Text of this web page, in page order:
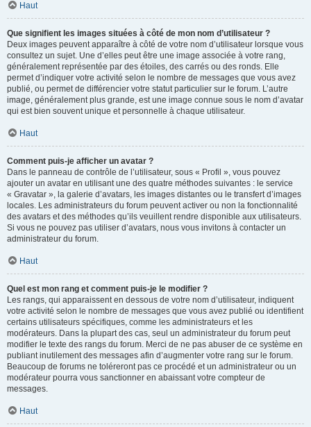
Haut
Que signifient les images situées à côté de mon nom d’utilisateur ?
Deux images peuvent apparaître à côté de votre nom d’utilisateur lorsque vous
consultez un sujet. Une d’elles peut être une image associée à votre rang,
généralement représentée par des étoiles, des carrés ou des ronds. Elle
permet d’indiquer votre activité selon le nombre de messages que vous avez
publié, ou permet de différencier votre statut particulier sur le forum. L’autre
image, généralement plus grande, est une image connue sous le nom d’avatar
qui est bien souvent unique et personnelle à chaque utilisateur.
Haut
Comment puis-je afficher un avatar ?
Dans le panneau de contrôle de l’utilisateur, sous « Profil », vous pouvez
ajouter un avatar en utilisant une des quatre méthodes suivantes : le service
« Gravatar », la galerie d’avatars, les images distantes ou le transfert d’images
locales. Les administrateurs du forum peuvent activer ou non la fonctionnalité
des avatars et des méthodes qu’ils veuillent rendre disponible aux utilisateurs.
Si vous ne pouvez pas utiliser d’avatars, nous vous invitons à contacter un
administrateur du forum.
Haut
Quel est mon rang et comment puis-je le modifier ?
Les rangs, qui apparaissent en dessous de votre nom d’utilisateur, indiquent
votre activité selon le nombre de messages que vous avez publié ou identifient
certains utilisateurs spécifiques, comme les administrateurs et les
modérateurs. Dans la plupart des cas, seul un administrateur du forum peut
modifier le texte des rangs du forum. Merci de ne pas abuser de ce système en
publiant inutilement des messages afin d’augmenter votre rang sur le forum.
Beaucoup de forums ne toléreront pas ce procédé et un administrateur ou un
modérateur pourra vous sanctionner en abaissant votre compteur de
messages.
Haut